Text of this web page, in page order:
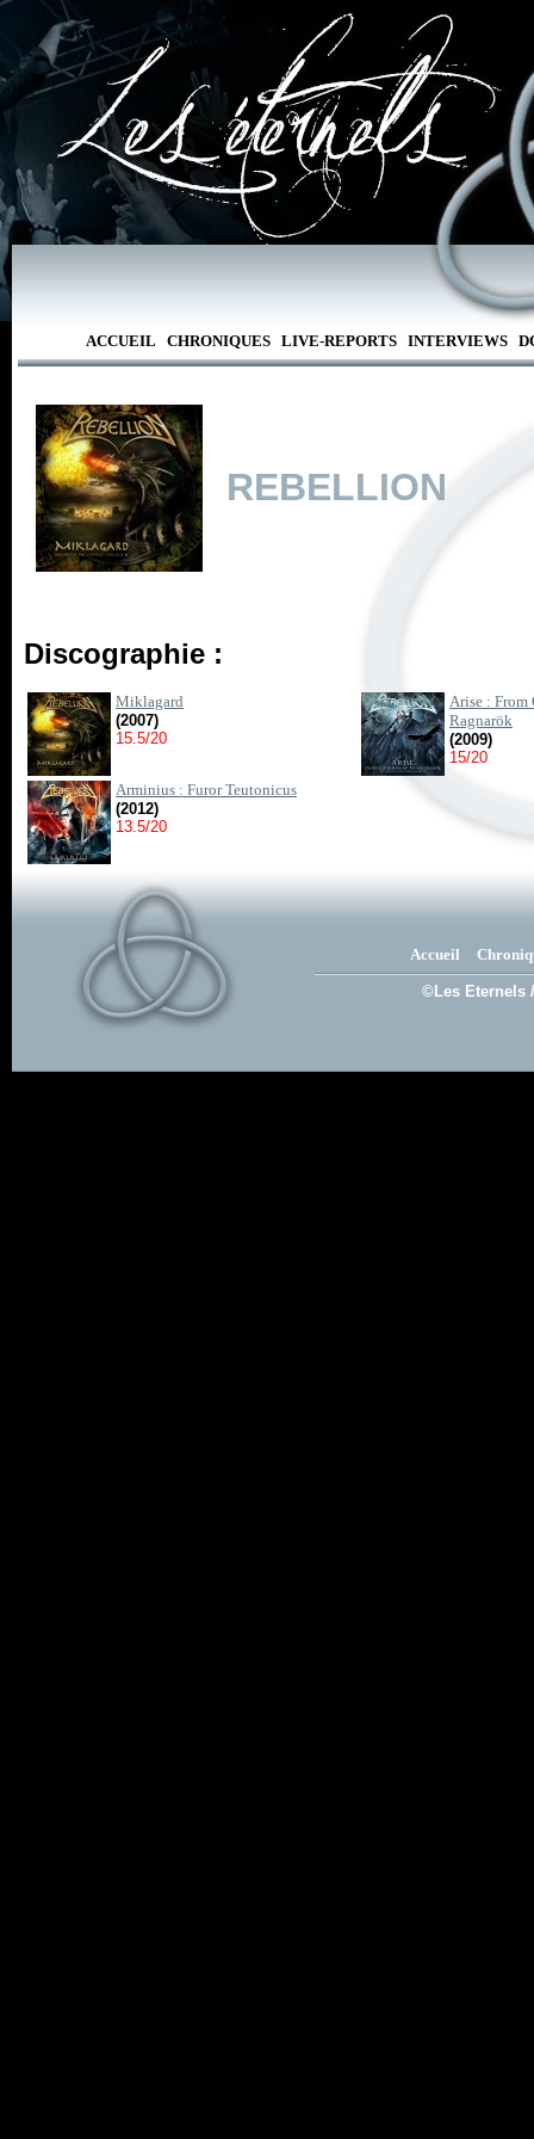
ACCUEIL CHRONIQUES LIVE-REPORTS INTERVIEWS
REBELLION
Discographie :
Miklagard
(2007)
15.5/20
Arise : From
Ragnarök
(2009)
15/20
Arminius : Furor Teutonicus
(2012)
13.5/20
Accueil
©Les Eternels